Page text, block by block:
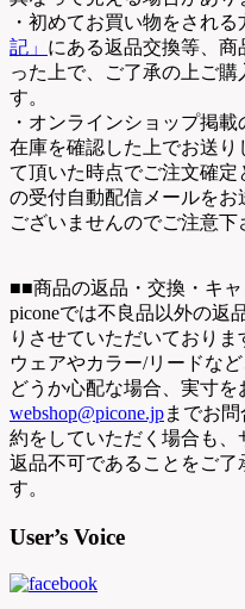
・初めてお買い物をされる
記」 にある返品交換等、
った上で、ご了承の上ご
す。
・オンラインショップ掲
在庫を確認した上でお送
て頂いた時点でご注文確
の受付自動配信メールを
ございませんのでご注意下
■■商品の返品・交換・キ
piconeでは不良品以外の返
りさせていただいておりま
ウェアやカラー/リードな
どうか心配な場合、実寸
webshop@picone.jpまでお
約をしていただく場合も、
返品不可であることをご了
す。
User’s Voice